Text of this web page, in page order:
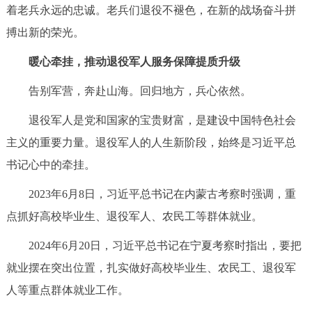
着老兵永远的忠诚。老兵们退役不褪色，在新的战场奋斗拼
搏出新的荣光。
暖心牵挂，推动退役军人服务保障提质升级
告别军营，奔赴山海。回归地方，兵心依然。
退役军人是党和国家的宝贵财富，是建设中国特色社会
主义的重要力量。退役军人的人生新阶段，始终是习近平总
书记心中的牵挂。
2023年6月8日，习近平总书记在内蒙古考察时强调，重
点抓好高校毕业生、退役军人、农民工等群体就业。
2024年6月20日，习近平总书记在宁夏考察时指出，要把
就业摆在突出位置，扎实做好高校毕业生、农民工、退役军
人等重点群体就业工作。